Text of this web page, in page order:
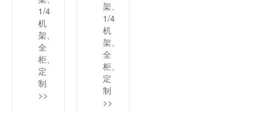
1/4
机
架、
全
柜、
定
制
>>
架、
1/4
机
架、
全
柜、
定
制
>>